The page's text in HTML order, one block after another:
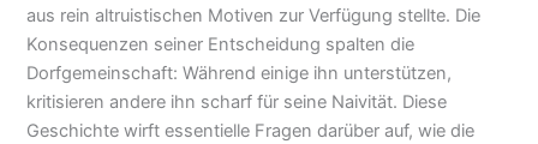
aus rein altruistischen Motiven zur Verfügung stellte. Die
Konsequenzen seiner Entscheidung spalten die
Dorfgemeinschaft: Während einige ihn unterstützen,
kritisieren andere ihn scharf für seine Naivität. Diese
Geschichte wirft essentielle Fragen darüber auf, wie die